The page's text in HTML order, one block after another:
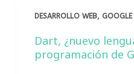
DESARROLLO WEB, GOOGLE
Dart, ¿nuevo
programación de